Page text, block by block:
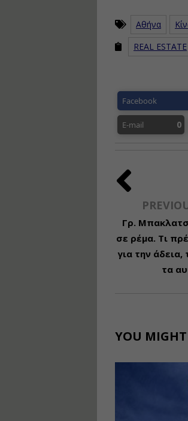
Αθήνα
REAL ESTATE
Facebook
E-mail 0
Γρ.
σε ρέμα. Τι
για την
τα
YOU